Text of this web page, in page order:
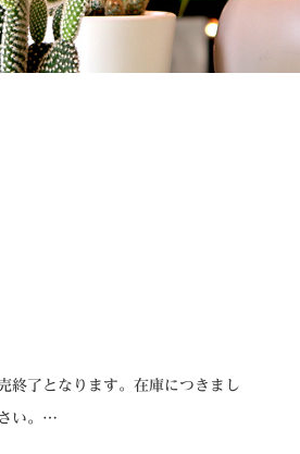
終了となります。在庫につきまし
い。…